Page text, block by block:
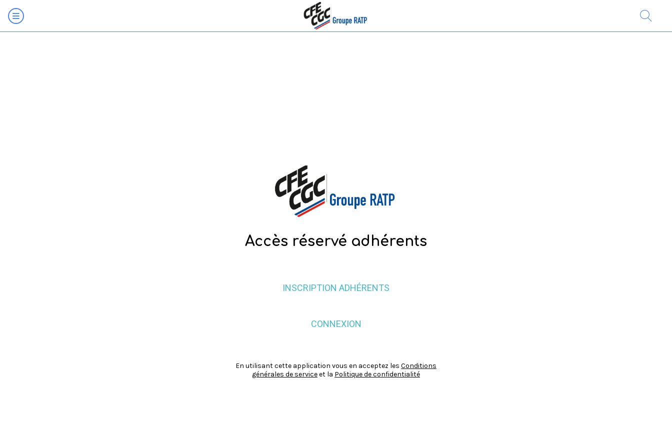
Accès réservé adhérents
INSCRIPTION ADHÉRENTS
CONNEXION
En utilisant cette application vous en acceptez les Conditions
générales de serviceet la Politique de confidentialité